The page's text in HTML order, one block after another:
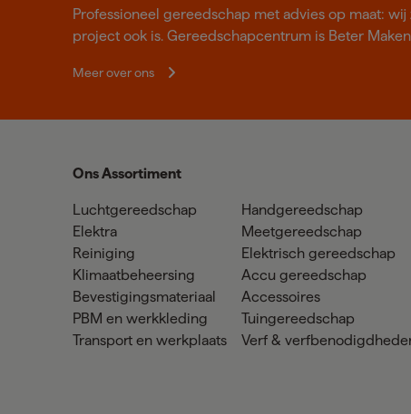
Professioneel gereedschap met advies op maat:
project ook is. Gereedschapcentrum is Beter
Meer over ons
Ons Assortiment
Luchtgereedschap
Elektra
Reiniging
Klimaatbeheersing
Bevestigingsmateriaal
PBM en werkkleding
Transport en werkplaats
Handgereedschap
Meetgereedschap
Elektrisch gereedschap
Accu gereedschap
Accessoires
Tuingereedschap
Verf &